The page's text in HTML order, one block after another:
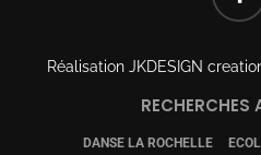
Réalisation JKDESIGN
RECHERCHES
DANSE LA ROCHELLE